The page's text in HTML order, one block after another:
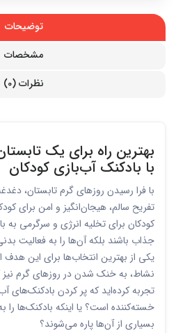
توضیحات
مشخصات
نظرات (0)
بهترین راه برای یک
با بادکنک آب‌بازی کودکان
با فرا رسیدن روزهای گرم تابستان،
تفریح سالم، هیجان‌انگیز و امن برای
کودکان برای تخلیه انرژی و سرگرمی به
جذاب باشند بلکه آن‌ها را به فعالیت
یکی از بهترین انتخاب‌ها برای این
نشاط، به خنک شدن در روزهای گرم نیز
تجربه کرده‌اید که پر کردن بادکنک‌های
خسته‌کننده است؟ یا اینکه بادکنک‌ها
بسیاری از آن‌ها پاره می‌شوند؟